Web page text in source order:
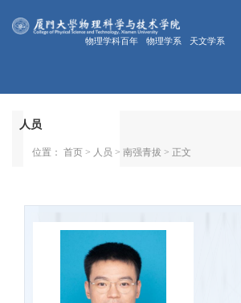
物理学科百年 物理学系 天文学
人员
位置： 首页> 人员 > 南强青拔 > 正文